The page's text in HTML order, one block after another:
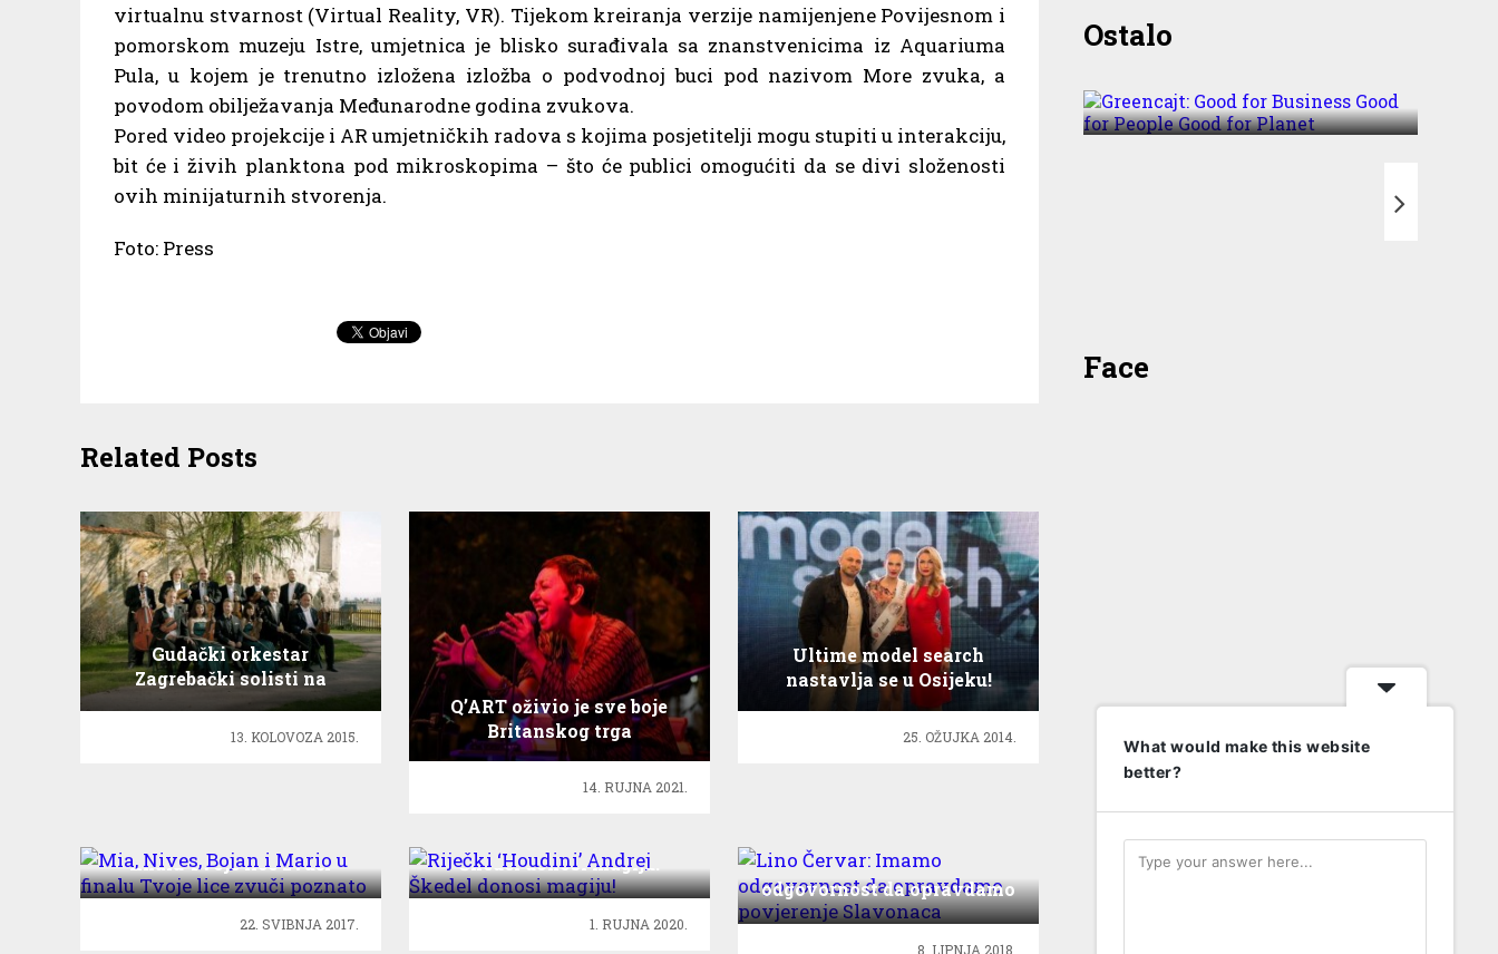
virtualnu stvarnost (Virtual Reality, VR). Tijekom kreiranja verzije namijenjene Povijesnom i
pomorskom muzeju Istre, umjetnica je blisko surađivala sa znanstvenicima iz Aquariuma
Pula, u kojem je trenutno izložena izložba o podvodnoj buci pod nazivom More zvuka, a
povodom obilježavanja Međunarodne godina zvukova.
Pored video projekcije i AR umjetničkih radova s kojima posjetitelji mogu stupiti u interakciju,
bit će i živih planktona pod mikroskopima – što će publici omogućiti da se divi složenosti
ovih minijaturnih stvorenja.
Foto: Press
Related Posts
Gudački orkestar
Zagrebački solisti na
Splitskom ljetu!
13. KOLOVOZA 2015.
Q’ART oživio je sve boje
Britanskog trga
14. RUJNA 2021.
Ultime model search
nastavlja se u Osijeku!
25. OŽUJKA 2014.
finalu Tvoje lice zvuči
poznato
22. SVIBNJA 2017.
Škedel donosi magiju!
1. RUJNA 2020.
Lino Červar: Imamo
odgovornost da opravdamo
povjerenje Slavonaca
8. LIPNJA 2018.
OstaloGreencajt: Good for
Business Good for People
Face
What would make this website
better?